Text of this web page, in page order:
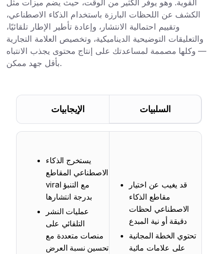
القوية. وهو يوفر الكثير من الوقت، حيث يضم ميزات مثل
الكشف عن اللحظات البارزة باستخدام الذكاء الاصطناعي،
وتقييم احتمالية الانتشار، وإعادة تأطير الإطار تلقائيًا،
والتعليقات التوضيحية الديناميكية، وتخصيص العلامة التجارية
— وكلها مصممة لمساعدتك على إنتاج محتوى يجذب الانتباه
بأقل جهد ممكن.
الإيجابيات السلبيات
يستخرج الذكاء
الاصطناعي المقاطع
viral مع التنبؤ
بدرجة انتشارها
عمليات النشر
التلقائي على
منصات متعددة مع
تحسين نسبة العرض
قد يغيب عن اختيار
مقاطع الذكاء
الاصطناعي لحظات
دقيقة أو نية المبدع
تحتوي الخطة المجانية
على علامات مائية